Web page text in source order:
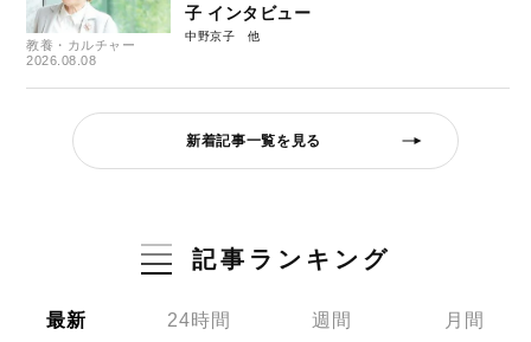
教養・カルチャー
2026.08.08
子 インタビュー
中野京子
新着記事一覧を見る
記事ランキング
最新 24時間 週間 月間